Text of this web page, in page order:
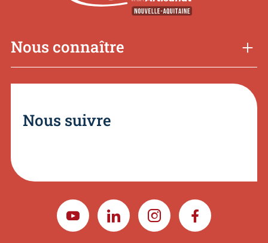
Nous connaître
Nous suivre
YOUTUBELINKEDININSTAGRAMFACEBOOK